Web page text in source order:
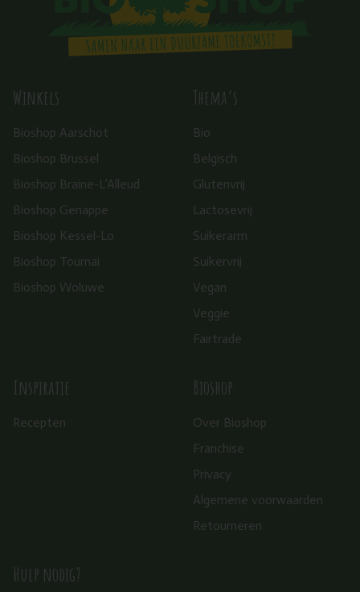
Winkels
Bioshop Aarschot
Bioshop Brussel
Bioshop Braine-L’Alleud
Bioshop Genappe
Bioshop Kessel-Lo
Bioshop Tournai
Bioshop Woluwe
Thema’s
Bio
Belgisch
Glutenvrij
Lactosevrij
Suikerarm
Suikervrij
Vegan
Veggie
Fairtrade
Inspiratie
Recepten
Bioshop
Over Bioshop
Franchise
Privacy
Algemene voorwaarden
Retourneren
Hulp nodig?